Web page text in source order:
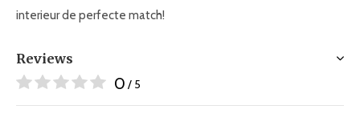
interieur de perfecte match!
Reviews
0 / 5